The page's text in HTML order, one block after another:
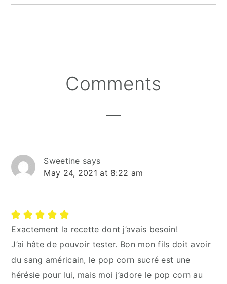
Interactions
Comments
Sweetine says
May 24, 2021 at 8:22 am
Exactement la recette dont j’avais besoin!
J’ai hâte de pouvoir tester. Bon mon fils doit avoir
du sang américain, le pop corn sucré est une
hérésie pour lui, mais moi j’adore le pop corn au